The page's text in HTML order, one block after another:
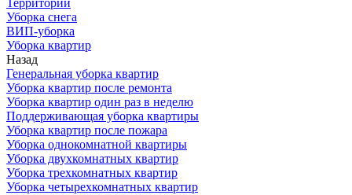
Территории
Уборка снега
ВИП-уборка
Уборка квартир
Назад
Генеральная уборка квартир
Уборка квартир после ремонта
Уборка квартир один раз в неделю
Поддерживающая уборка квартиры
Уборка квартир после пожара
Уборка однокомнатной квартиры
Уборка двухкомнатных квартир
Уборка трехкомнатных квартир
Уборка четырехкомнатных квартир